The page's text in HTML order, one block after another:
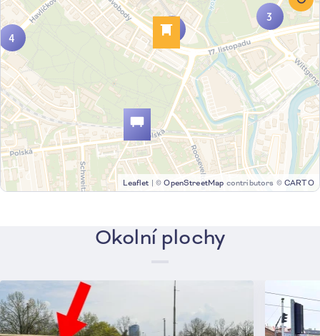
3
5
4
Leaflet | ©OpenStreetMap contributors © CARTO
Okolní plochy